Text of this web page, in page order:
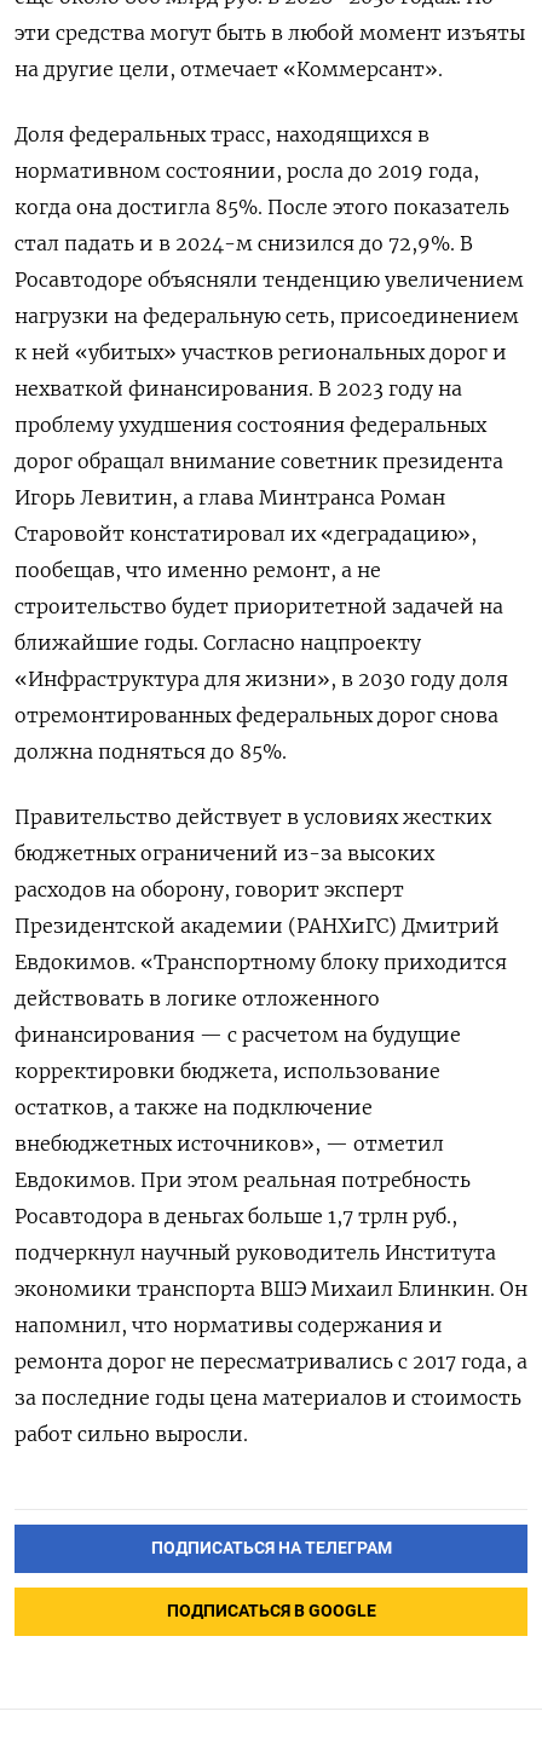
эти средства могут быть в любой момент изъяты
на другие цели, отмечает «Коммерсант».
Доля федеральных трасс, находящихся в
нормативном состоянии, росла до 2019 года,
когда она достигла 85%. После этого показатель
стал падать и в 2024-м снизился до 72,9%. В
Росавтодоре объясняли тенденцию увеличением
нагрузки на федеральную сеть, присоединением
к ней «убитых» участков региональных дорог и
нехваткой финансирования. В 2023 году на
проблему ухудшения состояния федеральных
дорог обращал внимание советник президента
Игорь Левитин, а глава Минтранса Роман
Старовойт констатировал их «деградацию»,
пообещав, что именно ремонт, а не
строительство будет приоритетной задачей на
ближайшие годы. Согласно нацпроекту
«Инфраструктура для жизни», в 2030 году доля
отремонтированных федеральных дорог снова
должна подняться до 85%.
Правительство действует в условиях жестких
бюджетных ограничений из-за высоких
расходов на оборону, говорит эксперт
Президентской академии (РАНХиГС) Дмитрий
Евдокимов. «Транспортному блоку приходится
действовать в логике отложенного
финансирования — с расчетом на будущие
корректировки бюджета, использование
остатков, а также на подключение
внебюджетных источников», — отметил
Евдокимов. При этом реальная потребность
Росавтодора в деньгах больше 1,7 трлн руб.,
подчеркнул научный руководитель Института
экономики транспорта ВШЭ Михаил Блинкин. Он
напомнил, что нормативы содержания и
ремонта дорог не пересматривались с 2017 года, а
за последние годы цена материалов и стоимость
работ сильно выросли.
ПОДПИСАТЬСЯ НА ТЕЛЕГРАМ
ПОДПИСАТЬСЯ В GOOGLE